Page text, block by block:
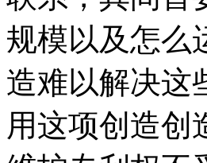
规模以及怎么
造难以解决这
用这项创造创